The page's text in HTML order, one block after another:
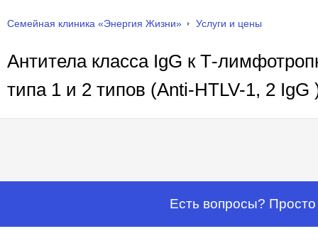
Семейная клиника «Энергия Жизни» Услуги и цены
Антитела класса IgG к Т-
типа 1 и 2 типов (Anti-HTLV-1, 2 IgG
Есть вопросы?